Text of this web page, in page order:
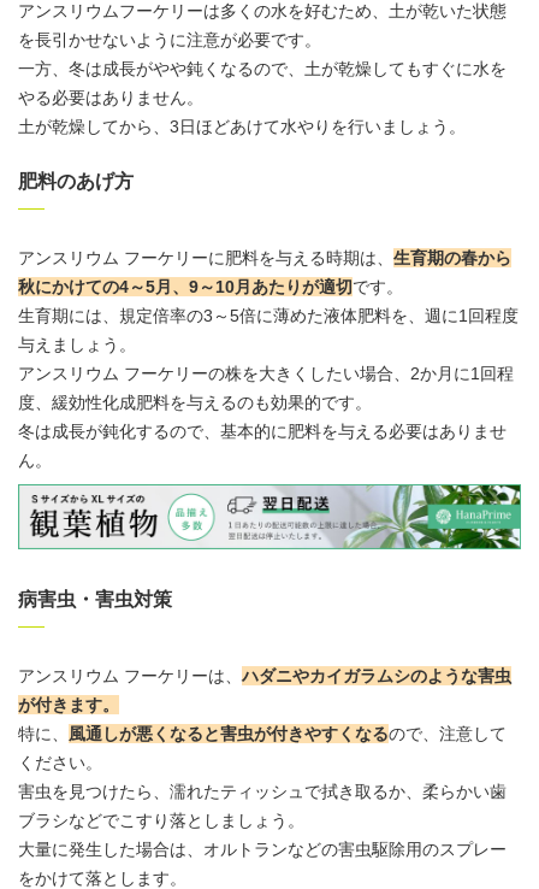
アンスリウムフーケリーは多くの水を好むため、土が乾いた状態
を長引かせないように注意が必要です。
一方、冬は成長がやや鈍くなるので、土が乾燥してもすぐに水を
やる必要はありません。
土が乾燥してから、3日ほどあけて水やりを行いましょう。
肥料のあげ方
アンスリウム フーケリーに肥料を与える時期は、 生育期の春から
秋にかけての4～5月、9～10月あたりが適切です。
生育期には、規定倍率の3～5倍に薄めた液体肥料を、週に1回程度
与えましょう。
アンスリウム フーケリーの株を大きくしたい場合、2か月に1回程
度、緩効性化成肥料を与えるのも効果的です。
冬は成長が鈍化するので、基本的に肥料を与える必要はありませ
ん。
病害虫・害虫対策
アンスリウム フーケリーは、ハダニやカイガラムシのような害虫
が付きます。
特に、 風通しが悪くなると害虫が付きやすくなるので、注意して
ください。
害虫を見つけたら、濡れたティッシュで拭き取るか、柔らかい歯
ブラシなどでこすり落としましょう。
大量に発生した場合は、オルトランなどの害虫駆除用のスプレー
をかけて落とします。